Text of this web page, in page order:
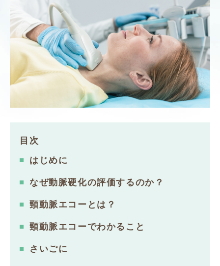
目次
はじめに
なぜ動脈硬化の評価するのか？
頸動脈エコーとは？
頸動脈エコーでわかること
さいごに